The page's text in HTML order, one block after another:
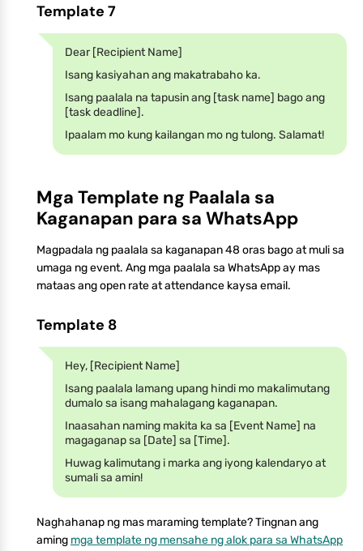
Template 7
Dear [Recipient Name]
Isang kasiyahan ang makatrabaho ka.
Isang paalala na tapusin ang [task name] bago ang
[task deadline].
Ipaalam mo kung kailangan mo ng tulong. Salamat!
Mga Template ng Paalala sa
Kaganapan para sa WhatsApp
Magpadala ng paalala sa kaganapan 48 oras bago at muli sa
umaga ng event. Ang mga paalala sa WhatsApp ay mas
mataas ang open rate at attendance kaysa email.
Template 8
Hey, [Recipient Name]
Isang paalala lamang upang hindi mo makalimutang
dumalo sa isang mahalagang kaganapan.
Inaasahan naming makita ka sa [Event Name] na
magaganap sa [Date] sa [Time].
Huwag kalimutang i marka ang iyong kalendaryo at
sumali sa amin!
Naghahanap ng mas maraming template? Tingnan ang
aming mga template ng mensahe ng alok para sa WhatsApp